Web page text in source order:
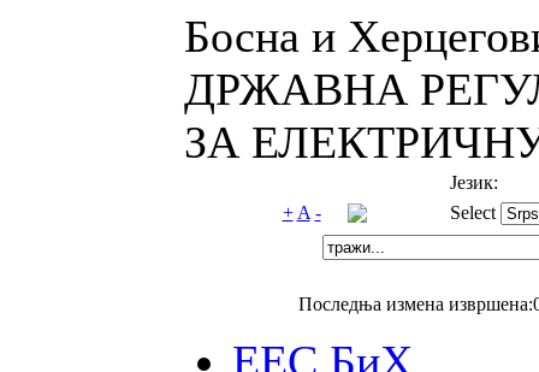
Босна и
ДРЖАВНА
ЗА
Језик:
+ A - Select
Последња измена
ЕЕС БиХ